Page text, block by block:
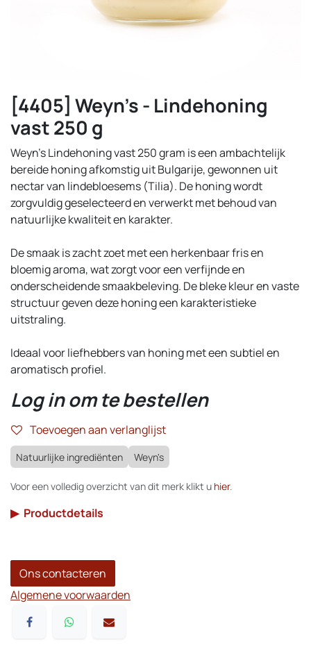
[4405] Weyn's - Lindehoning
vast 250 g
Weyn’s Lindehoning vast 250 gram is een ambachtelijk
bereide honing afkomstig uit Bulgarije, gewonnen uit
nectar van lindebloesems (Tilia). De honing wordt
zorgvuldig geselecteerd en verwerkt met behoud van
natuurlijke kwaliteit en karakter.
De smaak is zacht zoet met een herkenbaar fris en
bloemig aroma, wat zorgt voor een verfijnde en
onderscheidende smaakbeleving. De bleke kleur en vaste
structuur geven deze honing een karakteristieke
uitstraling.
Ideaal voor liefhebbers van honing met een subtiel en
aromatisch profiel.
Log in om te bestellen
Toevoegen aan verlanglijst
Natuurlijke ingrediënten Weyn's
Voor een volledig overzicht van dit merk klikt u hier.
▶ Productdetails
Ons contacteren
Algemene voorwaarden